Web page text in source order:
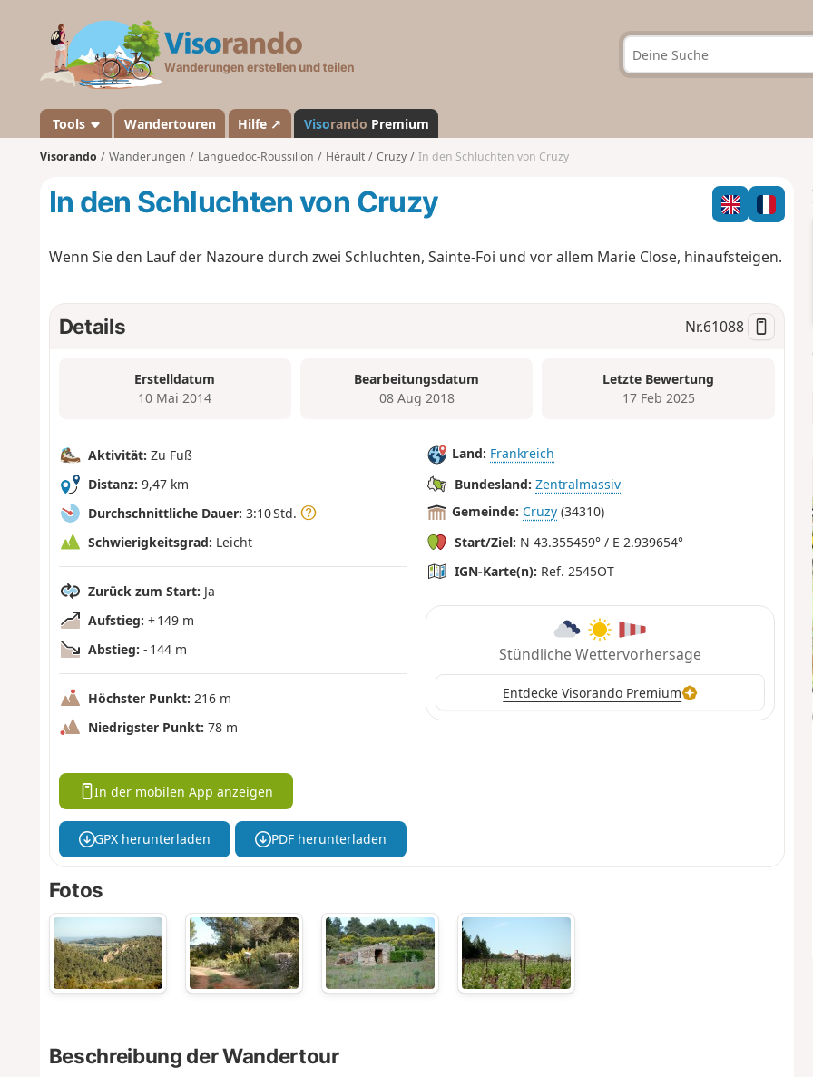
a
n
d
Tools Wandertouren Hilfe ↗ Visorando Premium
Visorando Wanderungen Languedoc-Roussillon Hérault Cruzy In den Schluchten von Cruzy
In den Schluchten von Cruzy
Wenn Sie den Lauf der Nazoure durch zwei Schluchten, Sainte-Foi und vor allem Marie Close, hinaufsteigen.
Details Nr.61088
Erstelldatum
10 Mai 2014
Bearbeitungsdatum
08 Aug 2018
Letzte Bewertung
17 Feb 2025
Aktivität: Zu Fuß
Distanz: 9,47 km
Durchschnittliche Dauer: 3:10 Std.
Schwierigkeitsgrad: Leicht
Zurück zum Start: Ja
Aufstieg: + 149 m
Abstieg: - 144 m
Höchster Punkt: 216 m
Niedrigster Punkt: 78 m
Land: Frankreich
Bundesland: Zentralmassiv
Gemeinde: Cruzy (34310)
Start/Ziel: N 43.355459° / E 2.939654°
IGN-Karte(n): Ref. 2545OT
Stündliche Wettervorhersage
Entdecke Visorando Premium
In der mobilen App anzeigen
GPX herunterladen PDF herunterladen
Fotos
Beschreibung der Wandertour